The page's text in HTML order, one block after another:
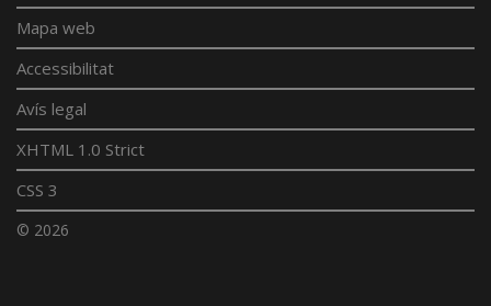
Mapa web
Accessibilitat
Avís legal
XHTML 1.0 Strict
CSS 3
© 2026